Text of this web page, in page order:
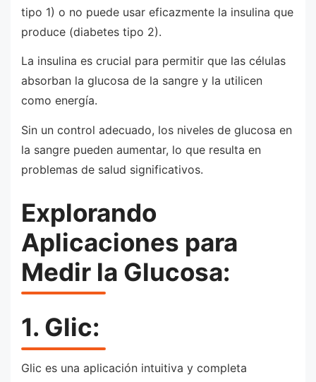
tipo 1) o no puede usar eficazmente la insulina que
produce (diabetes tipo 2).
La insulina es crucial para permitir que las células
absorban la glucosa de la sangre y la utilicen
como energía.
Sin un control adecuado, los niveles de glucosa en
la sangre pueden aumentar, lo que resulta en
problemas de salud significativos.
Explorando
Aplicaciones para
Medir la Glucosa:
1. Glic:
Glic es una aplicación intuitiva y completa